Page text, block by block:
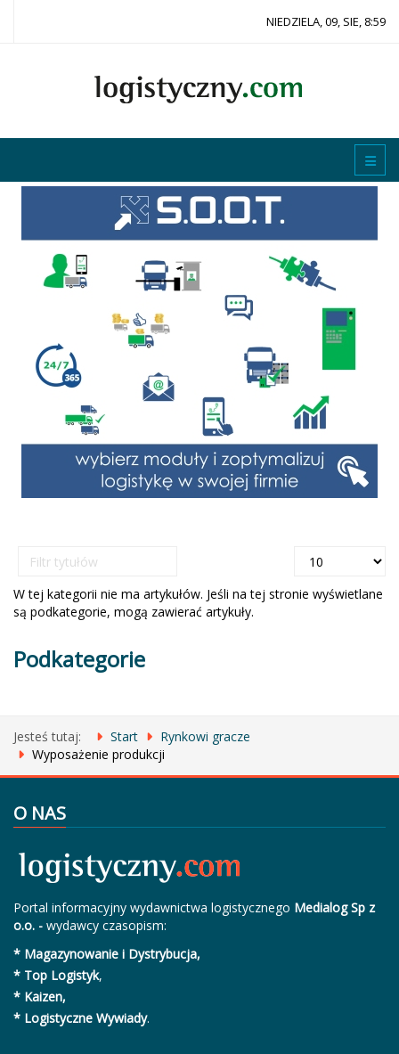
NIEDZIELA, 09, SIE, 8:59
Filtr
tytułów
Pokaż
W tej kategorii nie ma artykułów. Jeśli na tej stronie wyświetlane
są podkategorie, mogą zawierać artykuły.
Podkategorie
Jesteś tutaj: Start
Rynkowi gracze
Wyposażenie produkcji
O NAS
Portal informacyjny wydawnictwa logistycznego Medialog Sp z
o.o. - wydawcy czasopism:
* Magazynowanie i Dystrybucja,
* Top Logistyk,
* Kaizen,
* Logistyczne Wywiady.